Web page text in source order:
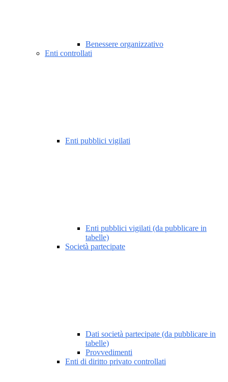
Benessere organizzativo
Enti controllati
Enti pubblici vigilati
Enti pubblici vigilati (da pubblicare in
tabelle)
Società partecipate
Dati società partecipate (da pubblicare in
tabelle)
Provvedimenti
Enti di diritto privato controllati